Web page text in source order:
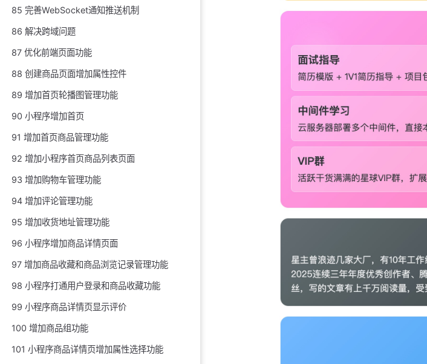
85 完善WebSocket通知推送机制
86 解决跨域问题
87 优化前端页面功能
88 创建商品页面增加属性控件
89 增加首页轮播图管理功能
90 小程序增加首页
91 增加首页商品管理功能
92 增加小程序首页商品列表页面
93 增加购物车管理功能
94 增加评论管理功能
95 增加收货地址管理功能
96 小程序增加商品详情页面
97 增加商品收藏和商品浏览记录管理功能
98 小程序打通用户登录和商品收藏功能
99 小程序商品详情页显示评价
100 增加商品组功能
101 小程序商品详情页增加属性选择功能